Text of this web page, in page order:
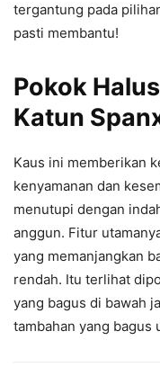
tergantung pada
pasti membantu!
Pokok
Katun
Kaus ini memberikan
kenyamanan dan
menutupi dengan
anggun. Fitur
yang memanjangkan
rendah. Itu terlihat
yang bagus di bawah
tambahan yang bagus